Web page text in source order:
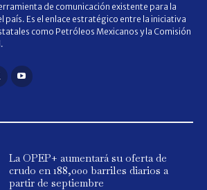
de comunicación existente para la
país. Es el enlace estratégico entre la iniciativa
como Petróleos Mexicanos y la Comisión
La OPEP+ aumentará su oferta de
crudo en 188,000 barriles diarios a
partir de septiembre